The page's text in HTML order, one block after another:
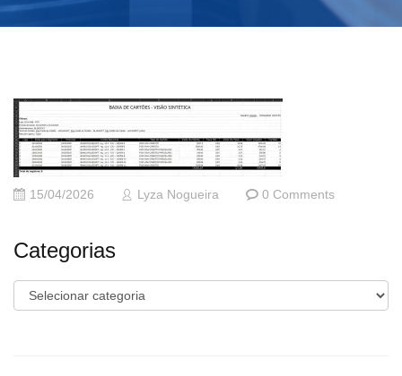
15/04/2026 Lyza Nogueira 0 Comments
Categorias
Categorias